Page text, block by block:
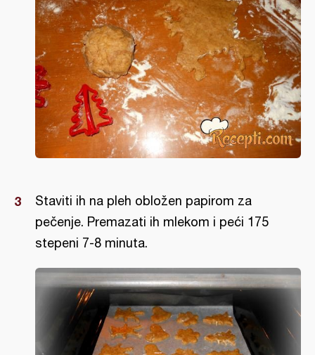
Staviti ih na pleh obložen papirom za
pečenje. Premazati ih mlekom i peći 175
stepeni 7-8 minuta.